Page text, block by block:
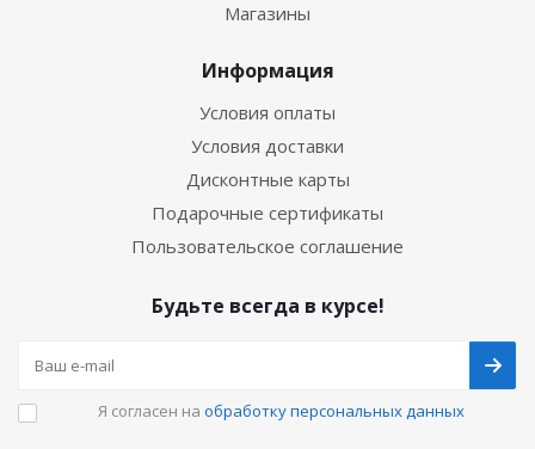
Магазины
Информация
Условия оплаты
Условия доставки
Дисконтные карты
Подарочные сертификаты
Пользовательское соглашение
Будьте всегда в курсе!
Я согласен на обработку персональных данных